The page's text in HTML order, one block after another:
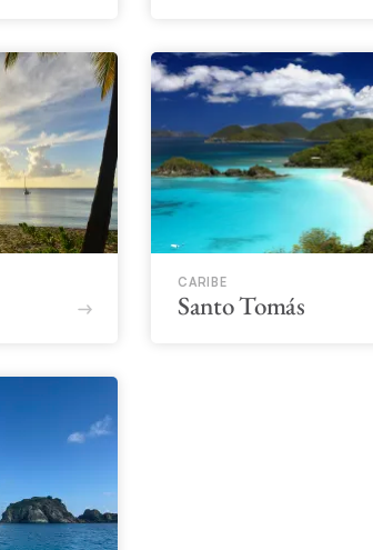
CARIBE
Santo Tomás